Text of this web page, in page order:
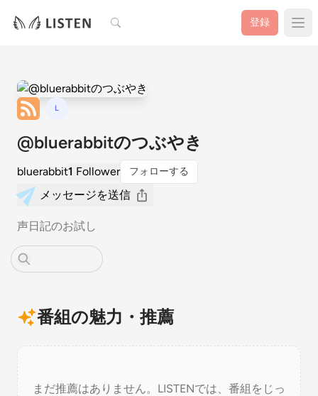
検索 登録
L
@bluerabbitのつぶやき
bluerabbit1 Follower フォローする
メッセージを送信
声日記のお試し
番組の魅力・推薦
まだ推薦はありません。LISTENでは、番組をじっ